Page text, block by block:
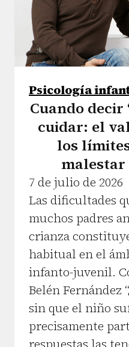
Psicología
Cuando decir
cuidar: el
los
malestar
7 de julio de 2026
Las dificultades
muchos padres
crianza
habitual en el
infanto-juvenil.
Belén Fernández
sin que el niño
precisamente